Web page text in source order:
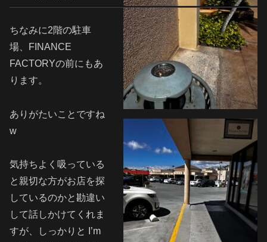
ちなみに2階の駐車
場、FINANCE
FACTORYの前にもあ
ります。
ありがたいことですね
w
気持ちよく吸っている
と親切な方がお店を探
しているのかと勘違い
して話しかけてくれま
すが、しっかりと I’m